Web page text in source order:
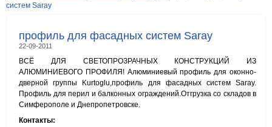
систем Saray
профиль для фасадных систем Saray
22-09-2011
ВСЁ ДЛЯ СВЕТОПРОЗРАЧНЫХ КОНСТРУКЦИЙ ИЗ
АЛЮМИНИЕВОГО ПРОФИЛЯ! Алюминиевый профиль для оконно-
дверной группы Kurtoglu,профиль для фасадных систем Saray.
Профиль для перил и балконных ограждений.Отгрузка со складов в
Симферополе и Днепропетровске.
Контакты: